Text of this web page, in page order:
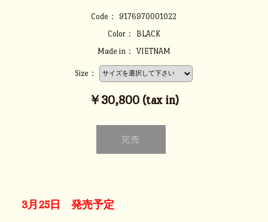
Code：
9176970001022
Color：
BLACK
Made in：
VIETNAM
Size：
￥30,800 (tax in)
3月25日 発売予定